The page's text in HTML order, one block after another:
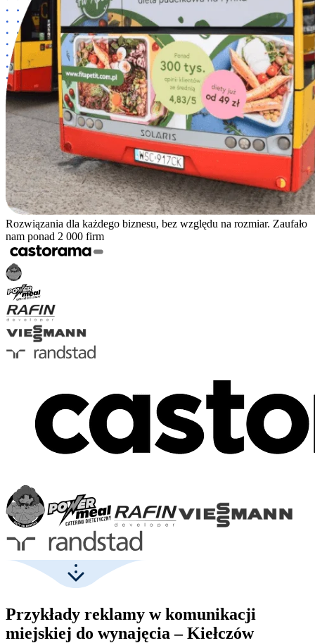
Rozwiązania dla każdego biznesu, bez względu na rozmiar. Zaufało
nam ponad 2 000 firm
Przykłady reklamy w komunikacji
miejskiej do wynajęcia – Kiełczów